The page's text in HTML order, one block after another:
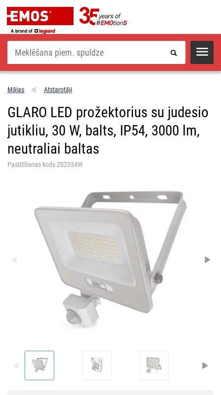
Meklēšana
Mājas Atstarotāji
GLARO LED prožektorius su judesio
jutikliu, 30 W, balts, IP54, 3000 lm,
neutraliai baltas
Pasūtīšanas kods ZS2334W